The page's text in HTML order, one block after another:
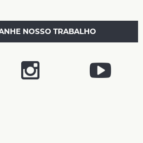
NOSSO TRABALHO